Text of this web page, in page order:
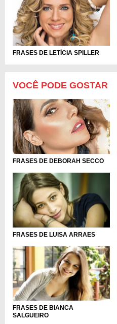
FRASES DE LETÍCIA SPILLER
VOCÊ PODE GOSTAR
FRASES DE DEBORAH SECCO
FRASES DE LUISA ARRAES
FRASES DE BIANCA
SALGUEIRO